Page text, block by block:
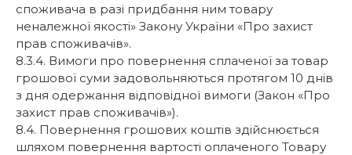
споживача в разі придбання ним товару
неналежної якості» Закону України «Про захист
прав споживачів».
8.3.4. Вимоги про повернення сплаченої за товар
грошової суми задовольняються протягом 10 днів
з дня одержання відповідної вимоги (Закон «Про
захист прав споживачів»).
8.4. Повернення грошових коштів здійснюється
шляхом повернення вартості оплаченого Товару